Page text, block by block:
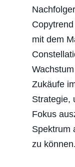
mit dem
Zukäufe
Strategie,
Fokus
Spektrum
zu können.